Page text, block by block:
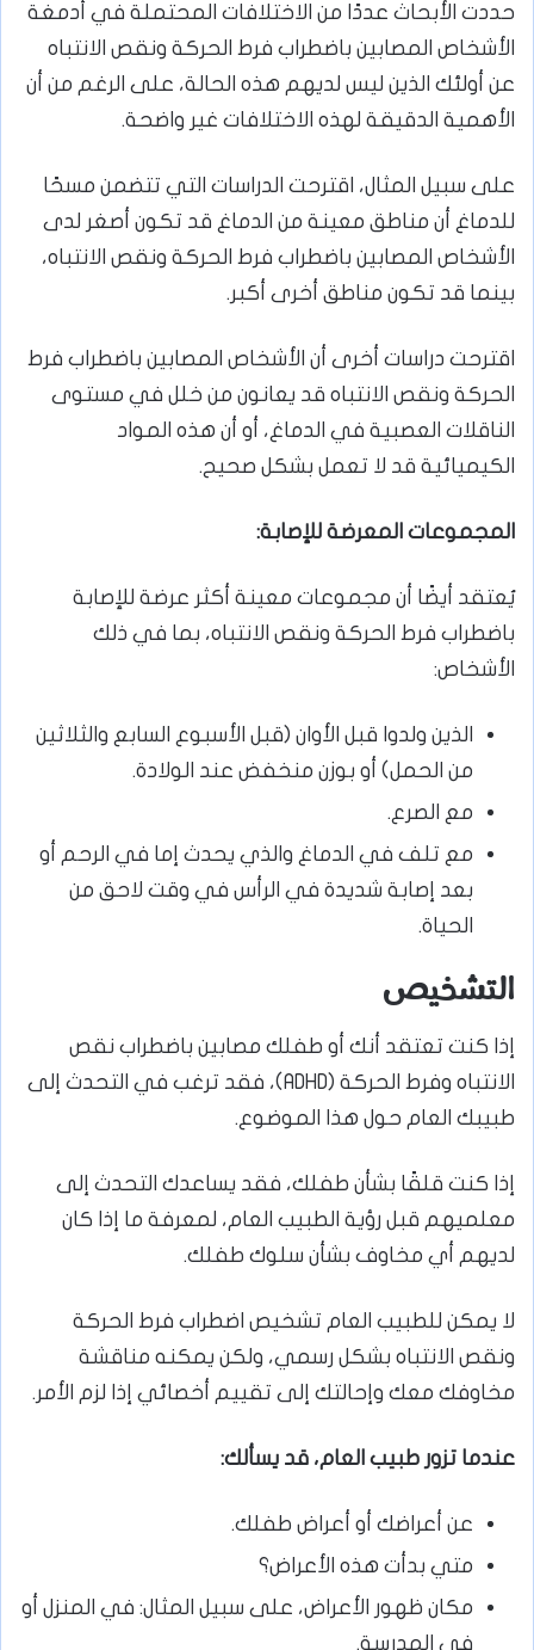
حددت الأبحاث عددًا من الاختلافات المحتملة في أدمغة
الأشخاص المصابين باضطراب فرط الحركة ونقص الانتباه
عن أولئك الذين ليس لديهم هذه الحالة، على الرغم من أن
الأهمية الدقيقة لهذه الاختلافات غير واضحة.
على سبيل المثال، اقترحت الدراسات التي تتضمن مسحًا
للدماغ أن مناطق معينة من الدماغ قد تكون أصغر لدى
الأشخاص المصابين باضطراب فرط الحركة ونقص الانتباه،
بينما قد تكون مناطق أخرى أكبر.
اقترحت دراسات أخرى أن الأشخاص المصابين باضطراب فرط
الحركة ونقص الانتباه قد يعانون من خلل في مستوى
الناقلات العصبية في الدماغ، أو أن هذه المواد
الكيميائية قد لا تعمل بشكل صحيح.
المجموعات المعرضة للإصابة:
يُعتقد أيضًا أن مجموعات معينة أكثر عرضة للإصابة
باضطراب فرط الحركة ونقص الانتباه، بما في ذلك
الأشخاص:
الذين ولدوا قبل الأوان (قبل الأسبوع السابع والثلاثين
من الحمل) أو بوزن منخفض عند الولادة.
مع الصرع.
مع تلف في الدماغ والذي يحدث إما في الرحم أو
بعد إصابة شديدة في الرأس في وقت لاحق من
الحياة.
التشخيص
إذا كنت تعتقد أنك أو طفلك مصابين باضطراب نقص
الانتباه وفرط الحركة (ADHD)، فقد ترغب في التحدث إلى
طبيبك العام حول هذا الموضوع.
إذا كنت قلقًا بشأن طفلك، فقد يساعدك التحدث إلى
معلميهم قبل رؤية الطبيب العام، لمعرفة ما إذا كان
لديهم أي مخاوف بشأن سلوك طفلك.
لا يمكن للطبيب العام تشخيص اضطراب فرط الحركة
ونقص الانتباه بشكل رسمي، ولكن يمكنه مناقشة
مخاوفك معك وإحالتك إلى تقييم أخصائي إذا لزم الأمر.
عندما تزور طبيب العام، قد يسألك:
عن أعراضك أو أعراض طفلك.
متي بدأت هذه الأعراض؟
مكان ظهور الأعراض، على سبيل المثال: في المنزل أو
في المدرسة.